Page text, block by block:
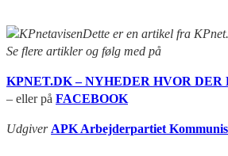
Dette er en artikel fra KPnet.
Se flere artikler og følg med på
KPNET.DK – NYHEDER HVOR
– eller på FACEBOOK
Udgiver APK Arbejderpartiet